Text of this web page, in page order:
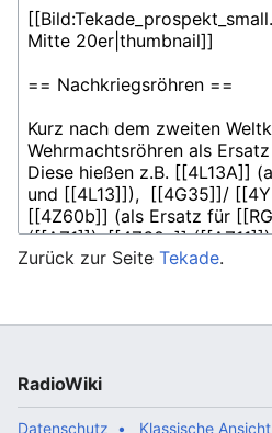
Zurück zur Seite Tekade.
RadioWiki
Datenschutz Klassische Ansicht